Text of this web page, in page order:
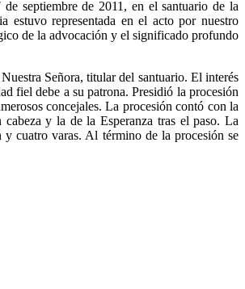
septiembre de 2011, en el santuario de la
estuvo representada en el acto por nuestro
de la advocación y el significado profundo
Señora, titular del santuario. El interés
fiel debe a su patrona. Presidió la procesión
concejales. La procesión contó con la
y la de la Esperanza tras el paso. La
cuatro varas. Al término de la procesión se